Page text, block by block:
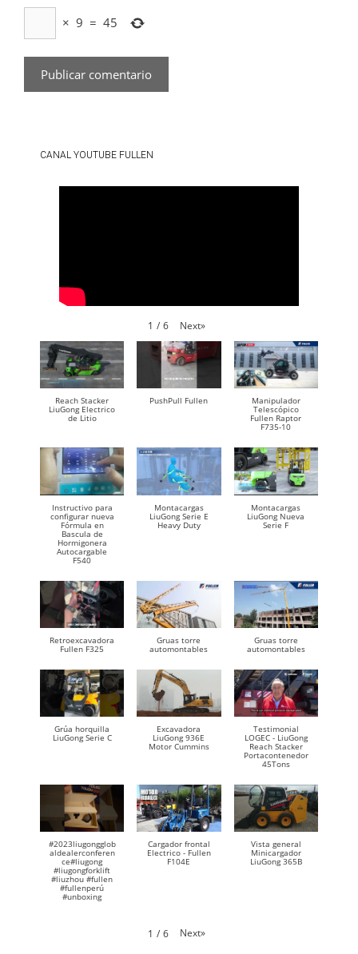
× 9 = 45
CANAL YOUTUBE FULLEN
1 / 6 Next»
Reach Stacker
LiuGong Electrico
de Litio
PushPull Fullen
Manipulador
Telescópico
Fullen Raptor
F735-10
Instructivo para
configurar nueva
Fórmula en
Bascula de
Hormigonera
Autocargable
F540
Montacargas
LiuGong Serie E
Heavy Duty
Montacargas
LiuGong Nueva
Serie F
Retroexcavadora
Fullen F325
Gruas torre
automontables
Gruas torre
automontables
Grúa horquilla
LiuGong Serie C
Excavadora
LiuGong 936E
Motor Cummins
Testimonial
LOGEC - LiuGong
Reach Stacker
Portacontenedor
45Tons
#2023liugongglob
aldealerconferen
ce#liugong
#liugongforklift
#liuzhou #fullen
#fullenperú
#unboxing
Cargador frontal
Electrico - Fullen
F104E
Vista general
Minicargador
LiuGong 365B
1 / 6 Next»